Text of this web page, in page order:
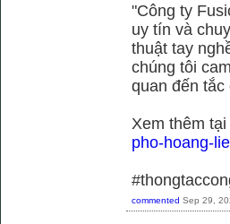
"Công ty
uy tín và
thuật tay
chúng tôi
quan đến
Xem thêm tại
pho-hoang-
commented Sep 29,